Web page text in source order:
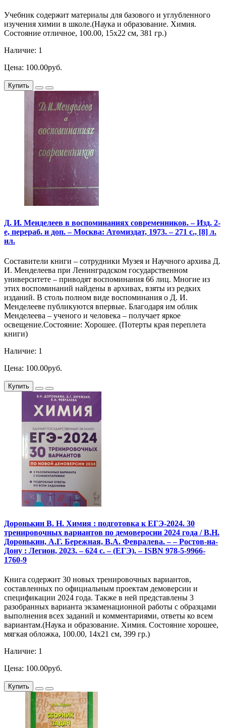
Учебник содержит материалы для базового и углубленного
изучения химии в школе.(Наука и образование. Химия.
Состояние отличное, 100.00, 15х22 см, 381 гр.)
Наличие: 1
Цена: 100.00руб.
Купить
Д. И. Менделеев в воспоминаниях современников. – Изд. 2-
е, перераб. и доп. – Москва: Атомиздат, 1973. – 271 с., [8] л.
ил.
Составители книги – сотрудники Музея и Научного архива Д.
И. Менделеева при Ленинградском государственном
университете – приводят воспоминания 66 лиц. Многие из
этих воспоминаний найдены в архивах, взяты из редких
изданий. В столь полном виде воспоминания о Д. И.
Менделееве публикуются впервые. Благодаря им облик
Менделеева – ученого и человека – получает яркое
освещение.Состояние: Хорошее. (Потерты края переплета
книги)
Наличие: 1
Цена: 100.00руб.
Купить
Доронькин В. Н. Химия : подготовка к ЕГЭ-2024. 30
тренировочных вариантов по демоверосии 2024 года / В.Н.
Доронькин, А.Г. Бережная, В.А. Февралева. – – Ростов-на-
Дону : Легион, 2023. – 624 с. – (ЕГЭ). – ISBN 978-5-9966-
1760-9
Книга содержит 30 новых тренировочных вариантов,
составленных по официальным проектам демоверсии и
спецификации 2024 года. Также в ней представлены 3
разобранных варианта экзаменационной работы с образцами
выполнения всех заданий и комментариями, ответы ко всем
вариантам.(Наука и образование. Химия. Состояние хорошее,
мягкая обложка, 100.00, 14х21 см, 399 гр.)
Наличие: 1
Цена: 100.00руб.
Купить